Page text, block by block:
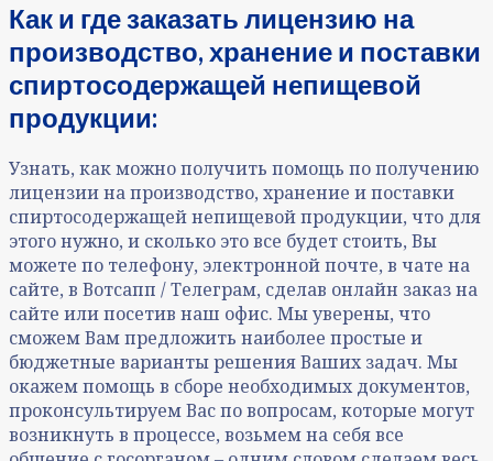
Как и где заказать лицензию на
производство, хранение и поставки
спиртосодержащей непищевой
продукции:
Узнать, как можно получить помощь по получению
лицензии на производство, хранение и поставки
спиртосодержащей непищевой продукции, что для
этого нужно, и сколько это все будет стоить, Вы
можете по телефону, электронной почте, в чате на
сайте, в Вотсапп / Телеграм, сделав онлайн заказ на
сайте или посетив наш офис. Мы уверены, что
сможем Вам предложить наиболее простые и
бюджетные варианты решения Ваших задач. Мы
окажем помощь в сборе необходимых документов,
проконсультируем Вас по вопросам, которые могут
возникнуть в процессе, возьмем на себя все